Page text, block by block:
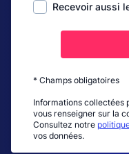
Recevoir aussi
* Champs obligatoires
Informations collectées
vous renseigner sur la
Consultez notre
vos données.